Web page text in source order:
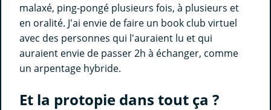
malaxé, ping-pongé plusieurs fois, à plusieurs et
en oralité. J'ai envie de faire un book club virtuel
avec des personnes qui l'auraient lu et qui
auraient envie de passer 2h à échanger, comme
un arpentage hybride.
Et la protopie dans tout ça ?